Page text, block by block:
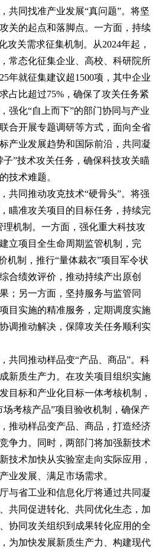
同找准产业发展“真问题”。将坚
关的起点和落脚点。一方面，持续
攻关需求征集机制。从2024年起，
常态化征集企业、高校、科研院所
年就征集建议超1500项，其中企业
占比超过75%，确保了攻关任务紧
强化“自上而下”的部门协同与产业
合开展专题调研等方式，面向全省
产业发展趋势和国际前沿，共同凝
子”技术攻关任务，确保科技攻关瞄
技术难题。
同推动攻克技术“硬骨头”。将强
瞄准攻关项目的目标任务，持续完
理机制。一方面，强化重大科技攻
立项目全生命周期监管机制，完
机制，推行“量体裁衣”项目军令状
合绩效评价，推动持续产出原创
；另一方面，坚持服务与监管同
目实施的精准服务，定期调度实施
调推动解决，保障攻关任务顺利实
同推动样品变“产品、商品”。科
新质生产力。在攻关项目组织实施
目标和产业化目标一体考核机制，
场考核产品”项目验收机制，确保产
推动样品变产品、商品，打造经济
争力。同时，两部门将加强新技术
技术加快从实验室走向实际应用，
业发展、满足市场需求。
省工业和信息化厅将通过共同凝
共同促进转化、共同优化生态，加
协同攻关组织到成果转化应用的全
为加快发展新质生产力、构建现代